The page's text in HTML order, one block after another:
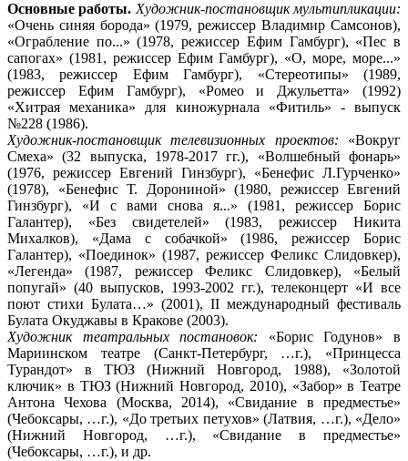
Основные работы. Художник-постановщик мультипликации:
«Очень синяя борода» (1979, режиссер Владимир Самсонов),
«Ограбление по...» (1978, режиссер Ефим Гамбург), «Пес в
сапогах» (1981, режиссер Ефим Гамбург), «О, море, море...»
(1983, режиссер Ефим Гамбург), «Стереотипы» (1989,
режиссер Ефим Гамбург), «Ромео и Джульетта» (1992)
«Хитрая механика» для киножурнала «Фитиль» - выпуск
№228 (1986).
Художник-постановщик телевизионных проектов: «Вокруг
Смеха» (32 выпуска, 1978-2017 гг.), «Волшебный фонарь»
(1976, режиссер Евгений Гинзбург), «Бенефис Л.Гурченко»
(1978), «Бенефис Т. Дорониной» (1980, режиссер Евгений
Гинзбург), «И с вами снова я...» (1981, режиссер Борис
Галантер), «Без свидетелей» (1983, режиссер Никита
Михалков), «Дама с собачкой» (1986, режиссер Борис
Галантер), «Поединок» (1987, режиссер Феликс Слидовкер),
«Легенда» (1987, режиссер Феликс Слидовкер), «Белый
попугай» (40 выпусков, 1993-2002 гг.), телеконцерт «И все
поют стихи Булата…» (2001), II международный фестиваль
Булата Окуджавы в Кракове (2003).
Художник театральных постановок: «Борис Годунов» в
Мариинском театре (Санкт-Петербург, …г.), «Принцесса
Турандот» в ТЮЗ (Нижний Новгород, 1988), «Золотой
ключик» в ТЮЗ (Нижний Новгород, 2010), «Забор» в Театре
Антона Чехова (Москва, 2014), «Свидание в предместье»
(Чебоксары, …г.), «До третьих петухов» (Латвия, …г.), «Дело»
(Нижний Новгород, …г.), «Свидание в предместье»
(Чебоксары, …г.), и др.